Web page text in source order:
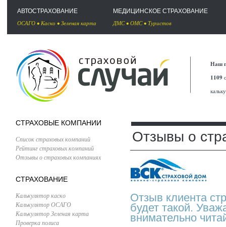
АВТОСТРАХОВАНИЕ
ОСАГО • Каско • Зеленая карта
МЕДИЦИНСКОЕ СТРАХОВАНИЕ
ДМС• ОМС• Туристов
Наш
1109
СТРАХОВЫЕ КОМПАНИИ
Список страховых компаний
Рейтинг страховых компаний
Отзывы о страховых компаниях
СТРАХОВАНИЕ
Калькулятор каско
Калькулятор ОСАГО
Калькулятор Зеленая карта
Проверка полиса
Отзывы о
Отзыв клиента
будет такой.
внимательно